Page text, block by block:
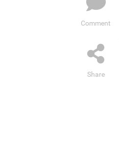
Comment
Share